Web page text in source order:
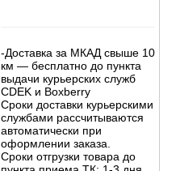
-Доставка за МКАД свыше 10
км — бесплатно до пункта
выдачи курьерских служб
CDEK и Boxberry
Сроки доставки курьерскими
службами рассчитываются
автоматически при
оформлении заказа.
Сроки отгрузки товара до